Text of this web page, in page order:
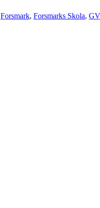
Forsmark, Forsmarks Skola,